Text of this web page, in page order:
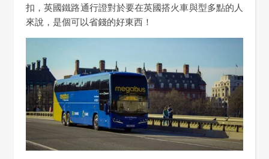
扣，英國鐵路通行證對於要在英國搭火車與型多點的人
來說，是個可以省錢的好東西！